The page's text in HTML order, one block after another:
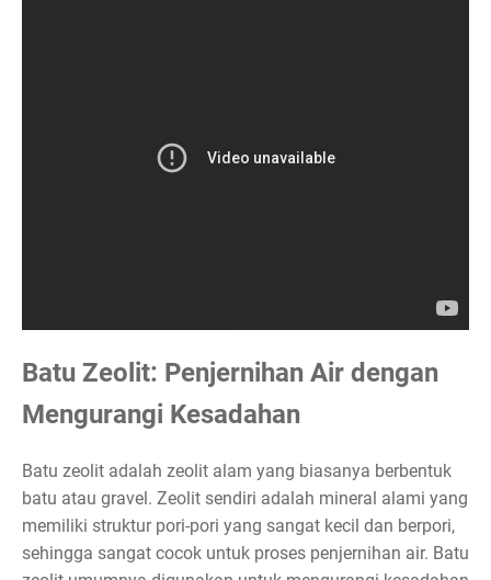
Batu Zeolit: Penjernihan Air dengan
Mengurangi Kesadahan
Batu zeolit adalah zeolit alam yang biasanya berbentuk
batu atau gravel. Zeolit sendiri adalah mineral alami yang
memiliki struktur pori-pori yang sangat kecil dan berpori,
sehingga sangat cocok untuk proses penjernihan air. Batu